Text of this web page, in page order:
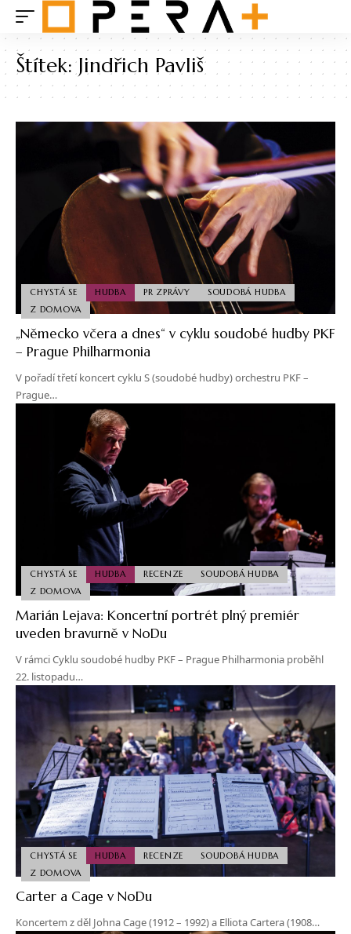
Štítek:Jindřich Pavliš
CHYSTÁ SE HUDBA PR ZPRÁVY
SOUDOBÁ HUDBA
Z DOMOVA
„Německo včera a dnes“ v cyklu soudobé hudby PKF
– Prague Philharmonia
V pořadí třetí koncert cyklu S (soudobé hudby) orchestru PKF –
Prague…
CHYSTÁ SE HUDBA RECENZE
SOUDOBÁ HUDBA
Z DOMOVA
Marián Lejava: Koncertní portrét plný premiér
uveden bravurně v NoDu
V rámci Cyklu soudobé hudby PKF – Prague Philharmonia proběhl
22. listopadu…
CHYSTÁ SE HUDBA RECENZE
SOUDOBÁ HUDBA
Z DOMOVA
Carter a Cage v NoDu
Koncertem z děl Johna Cage (1912 – 1992) a Elliota Cartera (1908…